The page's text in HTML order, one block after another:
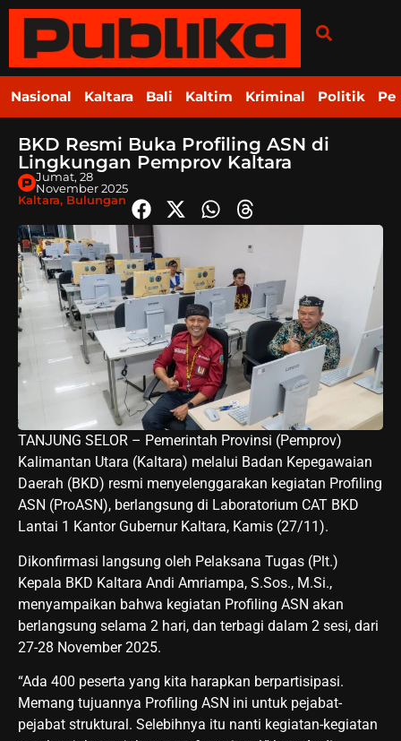
Nasional Kaltara Bali Kaltim Kriminal Politik
BKD Resmi Buka Profiling ASN di
Lingkungan Pemprov Kaltara
Jumat, 28
November 2025
Kaltara, Bulungan
TANJUNG SELOR – Pemerintah Provinsi (Pemprov)
Kalimantan Utara (Kaltara) melalui Badan Kepegawaian
Daerah (BKD) resmi menyelenggarakan kegiatan Profiling
ASN (ProASN), berlangsung di Laboratorium CAT BKD
Lantai 1 Kantor Gubernur Kaltara, Kamis (27/11).
Dikonfirmasi langsung oleh Pelaksana Tugas (Plt.)
Kepala BKD Kaltara Andi Amriampa, S.Sos., M.Si.,
menyampaikan bahwa kegiatan Profiling ASN akan
berlangsung selama 2 hari, dan terbagi dalam 2 sesi, dari
27-28 November 2025.
“Ada 400 peserta yang kita harapkan berpartisipasi.
Memang tujuannya Profiling ASN ini untuk pejabat-
pejabat struktural. Selebihnya itu nanti kegiatan-kegiatan